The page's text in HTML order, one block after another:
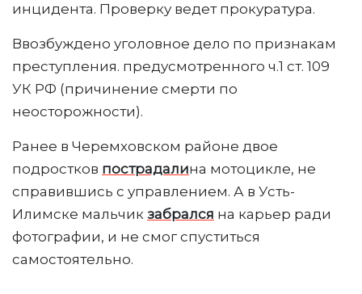
инцидента. Проверку ведет прокуратура.
Ввозбуждено уголовное дело по признакам
преступления. предусмотренного ч.1 ст. 109
УК РФ (причинение смерти по
неосторожности).
Ранее в Черемховском районе двое
подростков пострадалина мотоцикле, не
справившись с управлением. А в Усть-
Илимске мальчик забрался на карьер ради
фотографии, и не смог спуститься
самостоятельно.